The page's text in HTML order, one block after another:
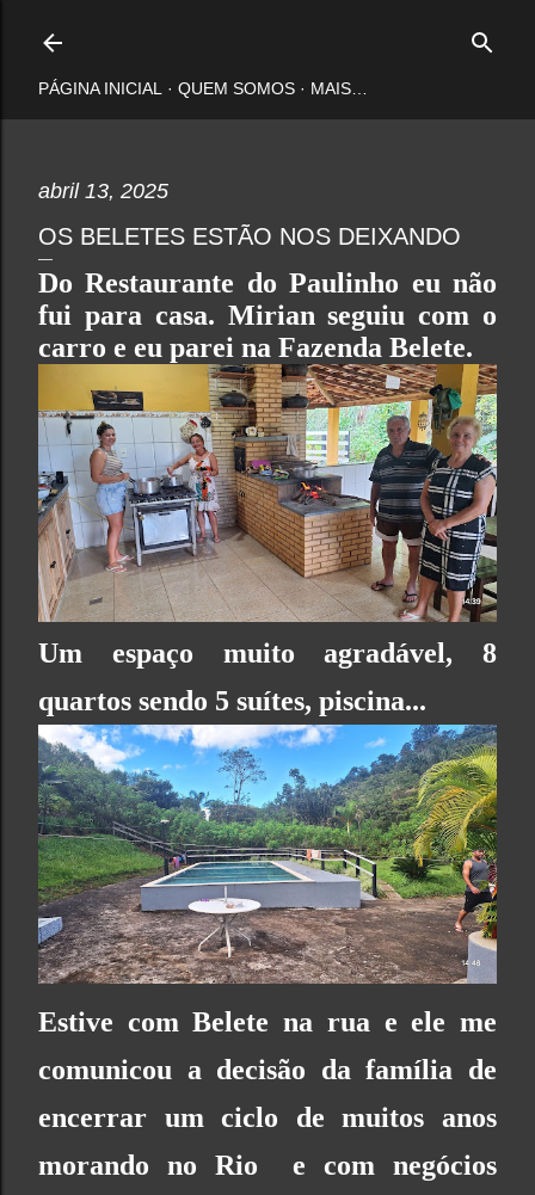
PÁGINA INICIAL QUEM SOMOS MAIS…
abril 13, 2025
OS BELETES ESTÃO NOS DEIXANDO
Do Restaurante do Paulinho eu não
fui para casa. Mirian seguiu com o
carro e eu parei na Fazenda Belete.
Um espaço muito agradável, 8
quartos sendo 5 suítes, piscina...
Estive com Belete na rua e ele me
comunicou a decisão da família de
encerrar um ciclo de muitos anos
morando no Rio e com negócios